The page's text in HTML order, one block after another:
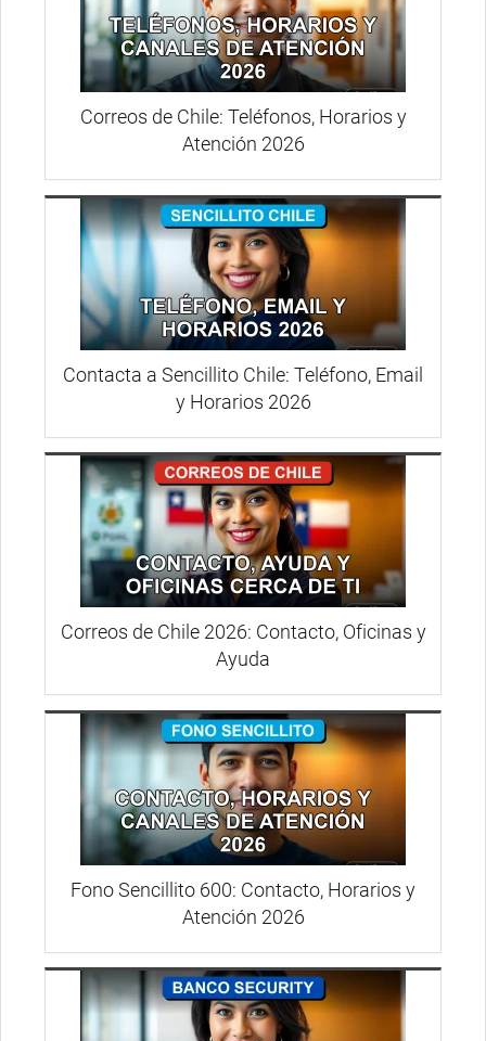
Correos de Chile: Teléfonos, Horarios y
Atención 2026
Contacta a Sencillito Chile: Teléfono, Email
y Horarios 2026
Correos de Chile 2026: Contacto, Oficinas y
Ayuda
Fono Sencillito 600: Contacto, Horarios y
Atención 2026